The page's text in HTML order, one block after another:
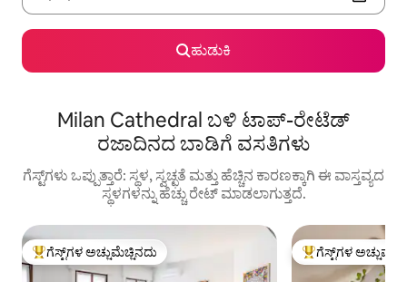
ಹುಡುಕಿ
Milan Cathedral ಬಳಿ ಟಾಪ್-ರೇಟೆಡ್
ರಜಾದಿನದ ಬಾಡಿಗೆ ವಸತಿಗಳು
ಗೆಸ್ಟ್‌ಗಳು ಒಪ್ಪುತ್ತಾರೆ: ಸ್ಥಳ, ಸ್ವಚ್ಛತೆ ಮತ್ತು ಹೆಚ್ಚಿನ ಕಾರಣಕ್ಕಾಗಿ ಈ ವಾಸ್ತವ್ಯದ
ಸ್ಥಳಗಳನ್ನು ಹೆಚ್ಚು ರೇಟ್ ಮಾಡಲಾಗುತ್ತದೆ.
ಗೆಸ್ಟ್‌ಗಳಿಗೆ ಅತಿ ಹೆಚ್ಚು ಅಚ್ಚುಮೆಚ್ಚಿನದು
ಗೆಸ್ಟ್‌ಗಳ ಅಚ್ಚುಮೆಚ್ಚಿನದು ಗೆಸ್ಟ್‌ಗಳಿಗೆ ಅತಿ ಹೆಚ್ಚು
ಗೆಸ್ಟ್‌ಗಳ